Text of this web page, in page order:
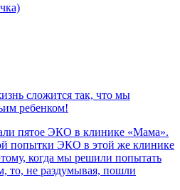
сложится так, что мы
ребенком!
пятое ЭКО в клинике «Мама».
попытки ЭКО в этой же клинике
когда мы решили попытать
то, не раздумывая, пошли